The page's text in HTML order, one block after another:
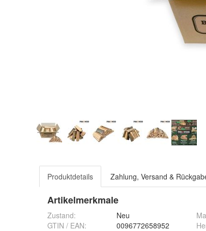
Produktdetails Zahlung, Versand &
Artikelmerkmale
Zustand:
Neu
GTIN / EAN:
0096772658952